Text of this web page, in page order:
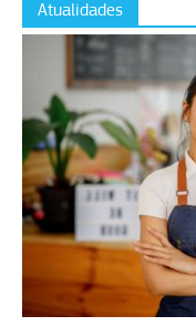
Atualidades